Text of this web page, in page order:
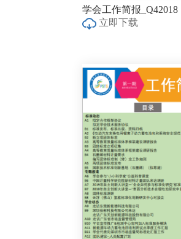
学会工作简报_Q42018
立即下载